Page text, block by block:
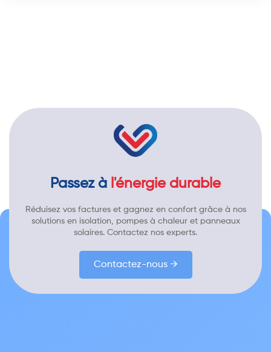
Passez à l'énergie durable
Réduisez vos factures et gagnez en confort grâce à nos
solutions en isolation, pompes à chaleur et panneaux
solaires. Contactez nos experts.
Contactez-nous →